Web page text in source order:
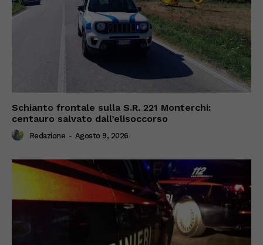
Schianto frontale sulla S.R. 221 Monterchi:
centauro salvato dall’elisoccorso
Redazione - Agosto 9, 2026